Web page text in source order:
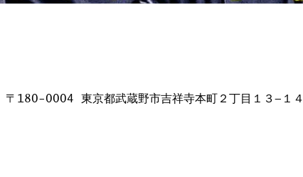
180-0004 東京都武蔵野市吉祥寺本町２丁目１３−１４